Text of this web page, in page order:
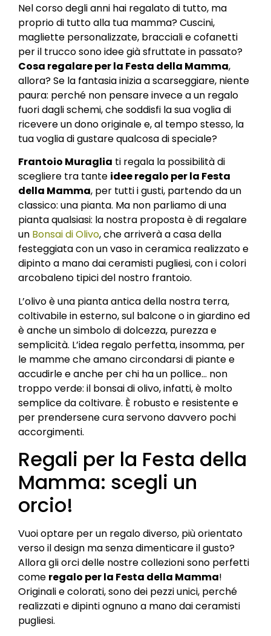
Nel corso degli anni hai regalato di tutto, ma
proprio di tutto alla tua mamma? Cuscini,
magliette personalizzate, bracciali e cofanetti
per il trucco sono idee già sfruttate in passato?
Cosa regalare per la Festa della Mamma,
allora? Se la fantasia inizia a scarseggiare, niente
paura: perché non pensare invece a un regalo
fuori dagli schemi, che soddisfi la sua voglia di
ricevere un dono originale e, al tempo stesso, la
tua voglia di gustare qualcosa di speciale?
Frantoio Muraglia ti regala la possibilità di
scegliere tra tante idee regalo per la Festa
della Mamma, per tutti i gusti, partendo da un
classico: una pianta. Ma non parliamo di una
pianta qualsiasi: la nostra proposta è di regalare
un Bonsai di Olivo, che arriverà a casa della
festeggiata con un vaso in ceramica realizzato e
dipinto a mano dai ceramisti pugliesi, con i colori
arcobaleno tipici del nostro frantoio.
L’olivo è una pianta antica della nostra terra,
coltivabile in esterno, sul balcone o in giardino ed
è anche un simbolo di dolcezza, purezza e
semplicità. L’idea regalo perfetta, insomma, per
le mamme che amano circondarsi di piante e
accudirle e anche per chi ha un pollice… non
troppo verde: il bonsai di olivo, infatti, è molto
semplice da coltivare. È robusto e resistente e
per prendersene cura servono davvero pochi
accorgimenti.
Regali per la Festa della
Mamma: scegli un
orcio!
Vuoi optare per un regalo diverso, più orientato
verso il design ma senza dimenticare il gusto?
Allora gli orci delle nostre collezioni sono perfetti
come regalo per la Festa della Mamma!
Originali e colorati, sono dei pezzi unici, perché
realizzati e dipinti ognuno a mano dai ceramisti
pugliesi.